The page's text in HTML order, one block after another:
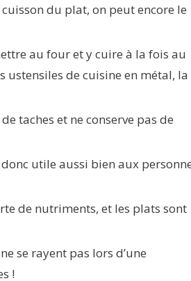
du plat, on peut encore le
au four et y cuire à la fois au
de cuisine en métal, la
taches et ne conserve pas de
utile aussi bien aux
de nutriments, et les plats sont
se rayent pas lors d’une
!